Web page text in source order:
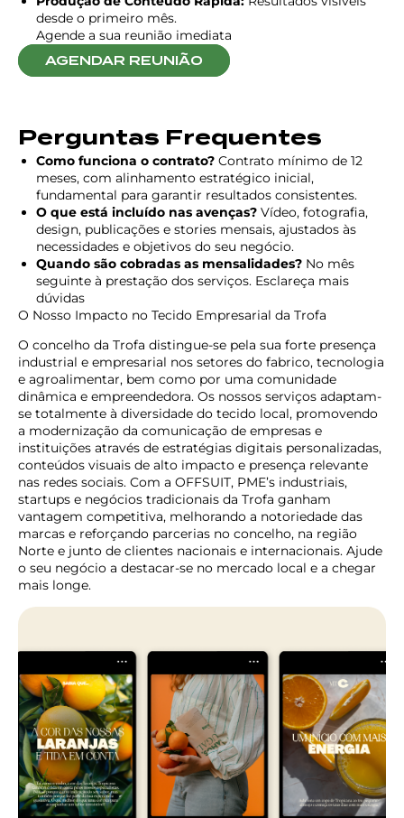
desde o primeiro mês.
Agende a sua reunião imediata
AGENDAR REUNIÃO
Perguntas Frequentes
Como funciona o contrato? Contrato mínimo de 12
meses, com alinhamento estratégico inicial,
fundamental para garantir resultados consistentes.
O que está incluído nas avenças? Vídeo, fotografia,
design, publicações e stories mensais, ajustados às
necessidades e objetivos do seu negócio.
Quando são cobradas as mensalidades? No mês
seguinte à prestação dos serviços. Esclareça mais
dúvidas
O Nosso Impacto no Tecido Empresarial da Trofa
O concelho da Trofa distingue-se pela sua forte presença
industrial e empresarial nos setores do fabrico, tecnologia
e agroalimentar, bem como por uma comunidade
dinâmica e empreendedora. Os nossos serviços adaptam-
se totalmente à diversidade do tecido local, promovendo
a modernização da comunicação de empresas e
instituições através de estratégias digitais personalizadas,
conteúdos visuais de alto impacto e presença relevante
nas redes sociais. Com a OFFSUIT, PME’s industriais,
startups e negócios tradicionais da Trofa ganham
vantagem competitiva, melhorando a notoriedade das
marcas e reforçando parcerias no concelho, na região
Norte e junto de clientes nacionais e internacionais. Ajude
o seu negócio a destacar-se no mercado local e a chegar
mais longe.